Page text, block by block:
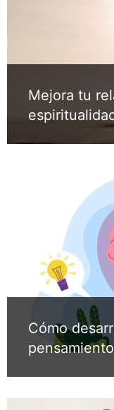
Mejora tu
Cómo